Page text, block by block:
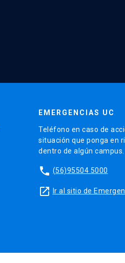
EMERGENCIAS UC
Teléfono en caso de
situación que ponga en
dentro de algún campus.
phone (56)95504 5000
launch Ir al sitio de